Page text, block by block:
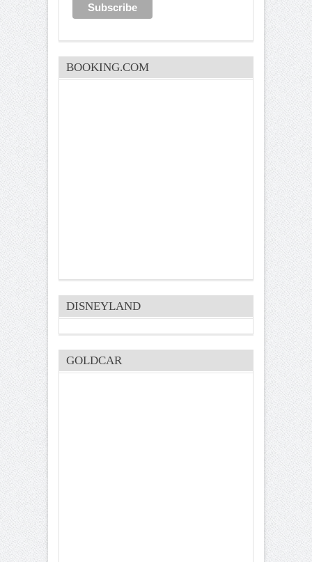
BOOKING.COM
DISNEYLAND
GOLDCAR